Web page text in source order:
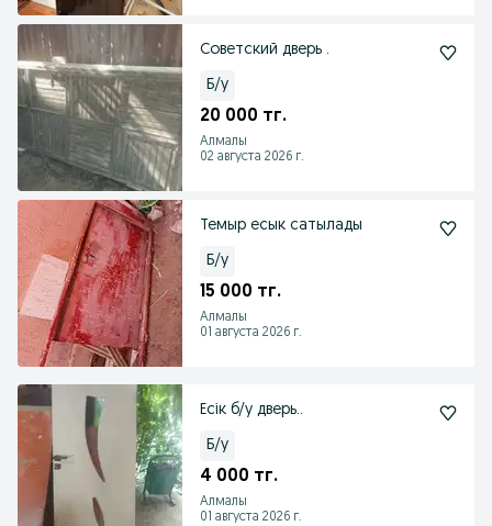
Советский дверь .
Б/у
20 000 тг.
Алмалы
02 августа 2026 г.
Темыр есык сатылады
Б/у
15 000 тг.
Алмалы
01 августа 2026 г.
Есік б/у дверь..
Б/у
4 000 тг.
Алмалы
01 августа 2026 г.